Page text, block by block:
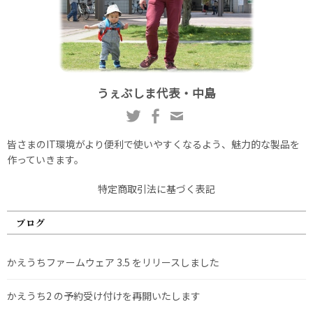
うぇぶしま代表・中島
皆さまのIT環境がより便利で使いやすくなるよう、魅力的な製品を
作っていきます。
特定商取引法に基づく表記
ブログ
かえうちファームウェア 3.5 をリリースしました
かえうち2 の予約受け付けを再開いたします